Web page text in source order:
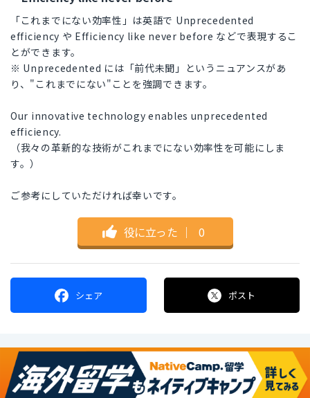
「これまでにない効率性」は英語で Unprecedented
efficiency や Efficiency like never before などで表現するこ
とができます。
※ Unprecedented には「前代未聞」というニュアンスがあ
り、"これまでにない"ことを強調できます。
Our innovative technology enables unprecedented
efficiency.
（我々の革新的な技術がこれまでにない効率性を可能にしま
す。）
ご参考にしていただければ幸いです。
役に立った ｜ 0
シェア ポスト